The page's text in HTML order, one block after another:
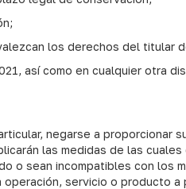
los derechos del titular
así como en cualquier otra
negarse a proporcionar
las medidas de las
o sean incompatibles con los
servicio o producto